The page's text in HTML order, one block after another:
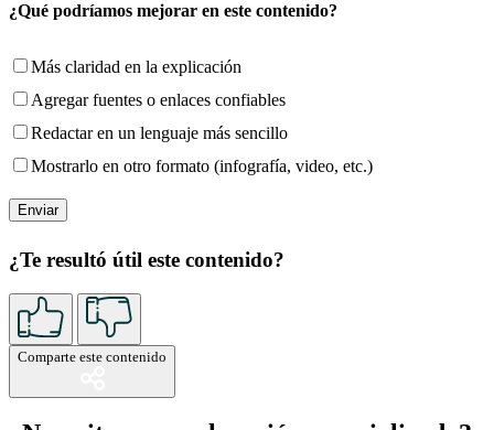
¿Qué podríamos mejorar en este contenido?
Más claridad en la explicación
Agregar fuentes o enlaces confiables
Redactar en un lenguaje más sencillo
Mostrarlo en otro formato (infografía, video, etc.)
¿Te resultó útil este contenido?
Comparte este contenido